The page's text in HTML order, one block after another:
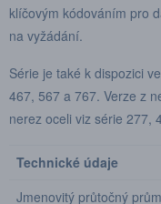
klíčovým kódováním pro
na vyžádání.
Série je také k dispozici
467, 567 a 767. Verze z
nerez oceli viz série 277,
Technické údaje
Jmenovitý průtočný